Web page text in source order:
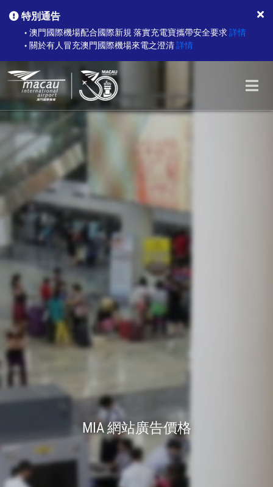
特別通告
● 澳門國際機場配合國際新規 落實充電寶攜帶安全要求詳情
● 關於有人冒充澳門國際機場來電之澄清詳情
MIA 網站廣告價格